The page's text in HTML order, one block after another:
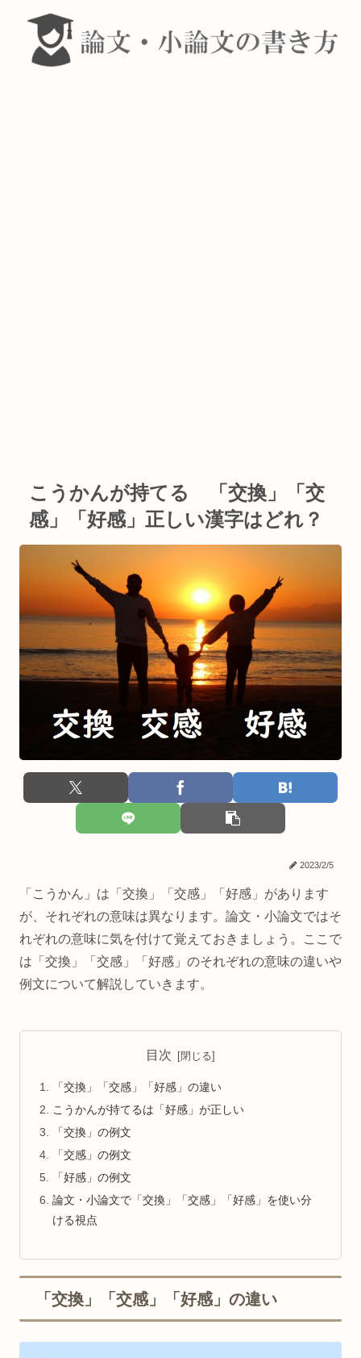
こうかんが持てる 「交換」「交
感」「好感」正しい漢字はどれ？
2023/2/5
「こうかん」は「交換」「交感」「好感」があります
が、それぞれの意味は異なります。論文・小論文ではそ
れぞれの意味に気を付けて覚えておきましょう。ここで
は「交換」「交感」「好感」のそれぞれの意味の違いや
例文について解説していきます。
目次
「交換」「交感」「好感」の違い
こうかんが持てるは「好感」が正しい
「交換」の例文
「交感」の例文
「好感」の例文
論文・小論文で「交換」「交感」「好感」を使い分
ける視点
「交換」「交感」「好感」の違い